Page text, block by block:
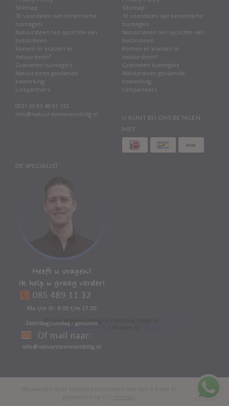
Sitemap
10 voordelen van keramische
tuintegels
Natuursteen ten opzichte van
betonsteen
Komen er krassen in
natuursteen?
Granieten tuintegels
Natuursteen gevlamde
bewerking
Linkpartners
0031 (0) 85 48 91 132
info@natuursteenvoordelig.nl
Sitemap
10 voordelen van keramische
tuintegels
Natuursteen ten opzichte van
betonsteen
Komen er krassen in
natuursteen?
Granieten tuintegels
Natuursteen gevlamde
bewerking
Linkpartners
U KUNT BIJ ONS BETALEN
MET
DE SPECIALIST
© Natuursteenvoordelig.nl | Webshop design by
Internetmarketing